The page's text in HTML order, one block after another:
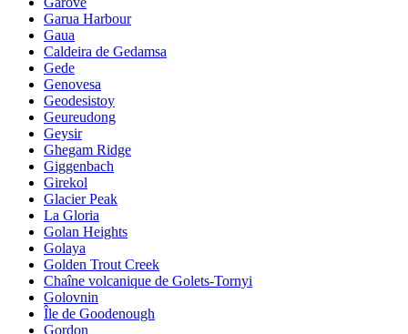
Garua Harbour
Gaua
Caldeira de Gedamsa
Gede
Genovesa
Geodesistoy
Geureudong
Geysir
Ghegam Ridge
Giggenbach
Girekol
Glacier Peak
La Gloria
Golan Heights
Golaya
Golden Trout Creek
Chaîne volcanique de Golets-Tornyi
Golovnin
Île de Goodenough
Gordon